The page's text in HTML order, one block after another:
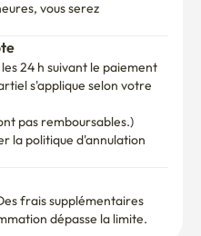
24 h suivant le paiement
s'applique selon votre
pas remboursables.)
la politique d'annulation
frais supplémentaires
dépasse la limite.